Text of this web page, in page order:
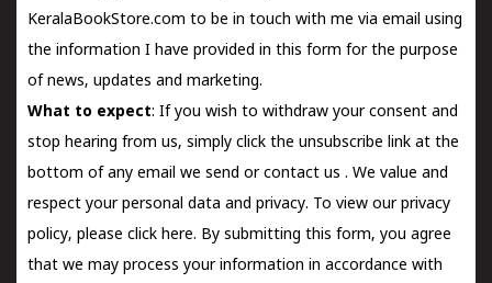
KeralaBookStore.com to be in touch with me via email using
the information I have provided in this form for the purpose
of news, updates and marketing.
What to expect: If you wish to withdraw your consent and
stop hearing from us, simply click the unsubscribe link at the
bottom of any email we send orcontact us . We value and
respect your personal data and privacy. To view our privacy
policy, please click here. By submitting this form, you agree
that we may process your information in accordance with